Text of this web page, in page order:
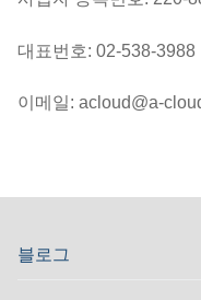
대표번호: 02-538-3988
이메일: acloud@a-
블로그